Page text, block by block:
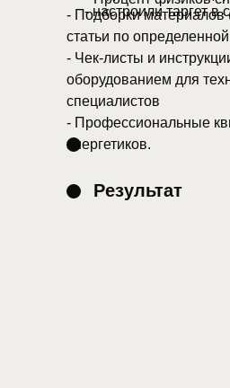
- Подборки материалов
статьи по
- Чек-листы и
оборудованием для
специалистов
- Профессиональные
энергетиков.
- настроили таргет в
Результат